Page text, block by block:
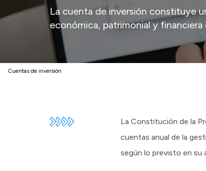
La cuenta de inversión constituye
económica, patrimonial y financiera
Cuentas de inversión
La Constitución de la
cuentas anual de la
según lo previsto en su